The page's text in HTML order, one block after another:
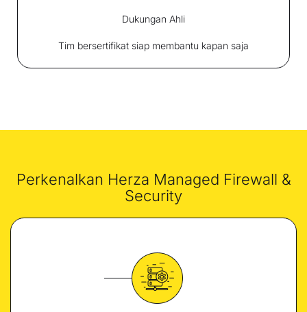
Dukungan Ahli
Tim bersertifikat siap membantu kapan saja
Perkenalkan Herza Managed Firewall &
Security